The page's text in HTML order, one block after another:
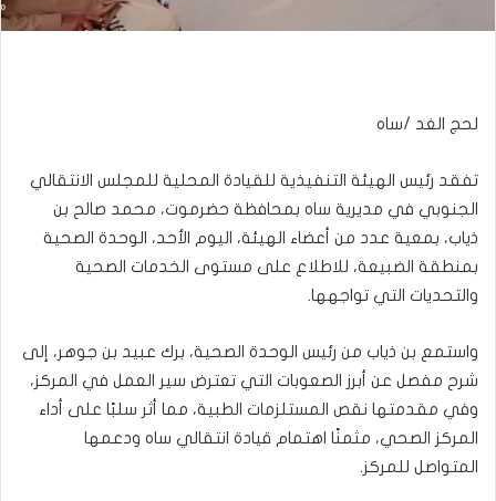
لحج الغد /ساه
تفقد رئيس الهيئة التنفيذية للقيادة المحلية للمجلس الانتقالي
الجنوبي في مديرية ساه بمحافظة حضرموت، محمد صالح بن
ذياب، بمعية عدد من أعضاء الهيئة، اليوم الأحد، الوحدة الصحية
بمنطقة الضبيعة، للاطلاع على مستوى الخدمات الصحية
والتحديات التي تواجهها.
واستمع بن ذياب من رئيس الوحدة الصحية، برك عبيد بن جوهر، إلى
شرح مفصل عن أبرز الصعوبات التي تعترض سير العمل في المركز،
وفي مقدمتها نقص المستلزمات الطبية، مما أثر سلبًا على أداء
المركز الصحي، مثمنًا اهتمام قيادة انتقالي ساه ودعمها
المتواصل للمركز.